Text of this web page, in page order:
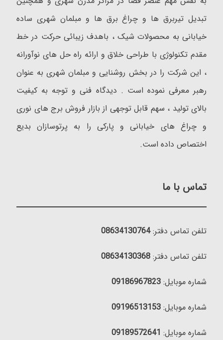
تبدیل تیربرق ها و چراغ برق ها و مبلمان شهری ساده
خیابانی به محصولات شیک ، باهدف زیبائی حرکت در خط
مقدم تکنولوژی با طراحی خلاق و ارائه راه حل های نوآورانه
، این شرکت را در بخش روشنایی و مبلمان شهری به عنوان
رهبر معرفی نموده است . دیدگاه فنی و توجه به کیفیت
بالای تولید ، سهم قابل توجهی از بازار فروش برج های نوری
و چراغ های خیابانی و پارکی را به پرتوسازان بدیع
اختصاص داده است.
تماس با ما
تلفن تماس دفتر:08634130764
تلفن تماس دفتر:08634130368
شماره موبایل:09186967823
شماره موبایل:09196513153
شماره موبایل: 09189572641